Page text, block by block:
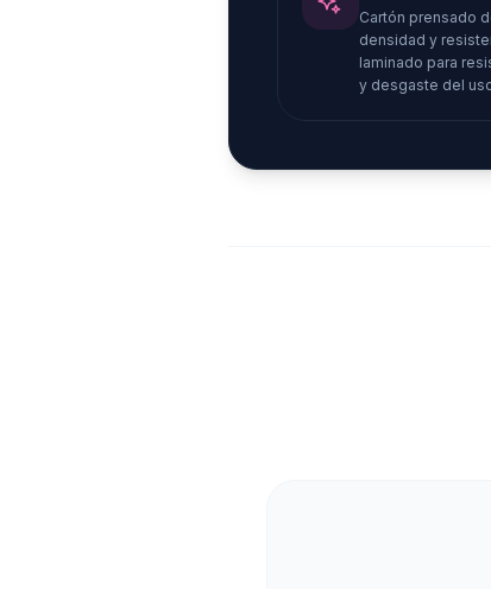
Cartón prensado
densidad y
laminado para
y desgaste del